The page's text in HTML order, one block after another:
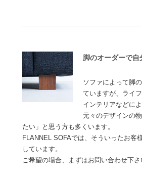
脚のオーダーで
ソファによって脚
ていますが、ライ
インテリアなどに
元々のデザインの
たい」と思う方も多くいます。
FLANNEL SOFAでは、そういったお客
しています。
ご希望の場合、まずはお問い合わせ下